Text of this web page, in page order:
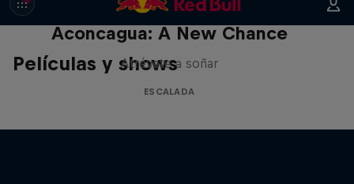
Películas y shows
Aconcagua: A New Chance
Atrévete a soñar
ESCALADA